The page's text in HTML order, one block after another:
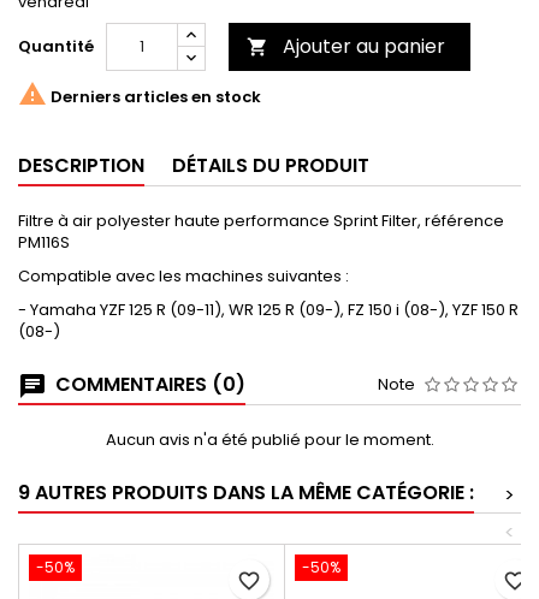
Quantité
 Ajouter au panier
 Derniers articles en stock
DESCRIPTION DÉTAILS DU PRODUIT
Filtre à air polyester haute performance Sprint Filter, référence
PM116S
Compatible avec les machines suivantes :
- Yamaha YZF 125 R (09-11), WR 125 R (09-), FZ 150 i (08-), YZF 150 R
(08-)
COMMENTAIRES (0) Note
Aucun avis n'a été publié pour le moment.
9 AUTRES PRODUITS DANS LA MÊME CATÉGORIE :
>
<
-50%
favorite_border
-50%
favorite_border